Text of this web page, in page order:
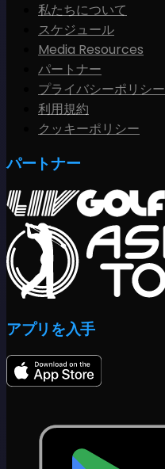
私たちについて
スケジュール
Media Resources
パートナー
プライバシーポリシー
利用規約
クッキーポリシー
パートナー
アプリを入手